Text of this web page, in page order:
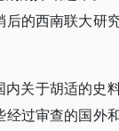
的西南联大研
于胡适的史
过审查的国外